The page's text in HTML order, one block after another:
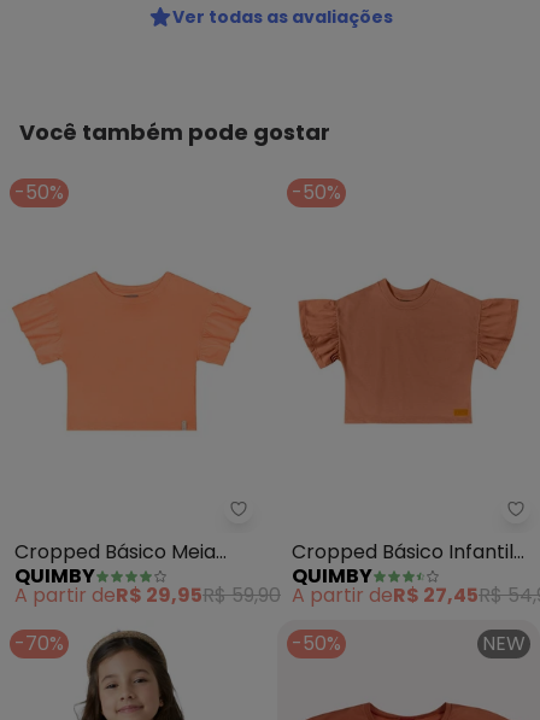
Ver todas as avaliações
Você também pode gostar
-50%
Quimby - Cropped Básico
Cropped Básico Meia
Malha Menina (Laranja)
QUIMBY
A partir deR$ 29,95R$ 59,90
-50%
Cropped Básico Infantil
para Menina (Laranja)
QUIMBY
A partir deR$ 27,45R$
-70%
-50% NEW